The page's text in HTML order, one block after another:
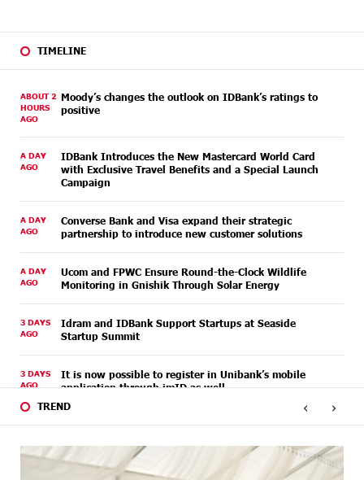
TIMELINE
ABOUT 2
HOURS
AGO
Moody’s changes the outlook on IDBank’s ratings to
positive
A DAY
AGO
IDBank Introduces the New Mastercard World Card
with Exclusive Travel Benefits and a Special Launch
Campaign
A DAY
AGO
Converse Bank and Visa expand their strategic
partnership to introduce new customer solutions
A DAY
AGO
Ucom and FPWC Ensure Round-the-Clock Wildlife
Monitoring in Gnishik Through Solar Energy
3 DAYS
AGO
Idram and IDBank Support Startups at Seaside
Startup Summit
3 DAYS
AGO
It is now possible to register in Unibank’s mobile
application through imID as well
6 DAYS
“Free In-Game Bonuses”: IDBank Warns About
Moody's affirms Converse Bank's ratings and changes
TREND ‹ ›